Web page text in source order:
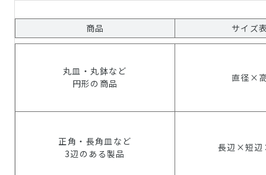
商品 サイズ
丸皿・丸鉢など
円形の商品
直径×
正角・長角皿など
3辺のある製品
長辺×短